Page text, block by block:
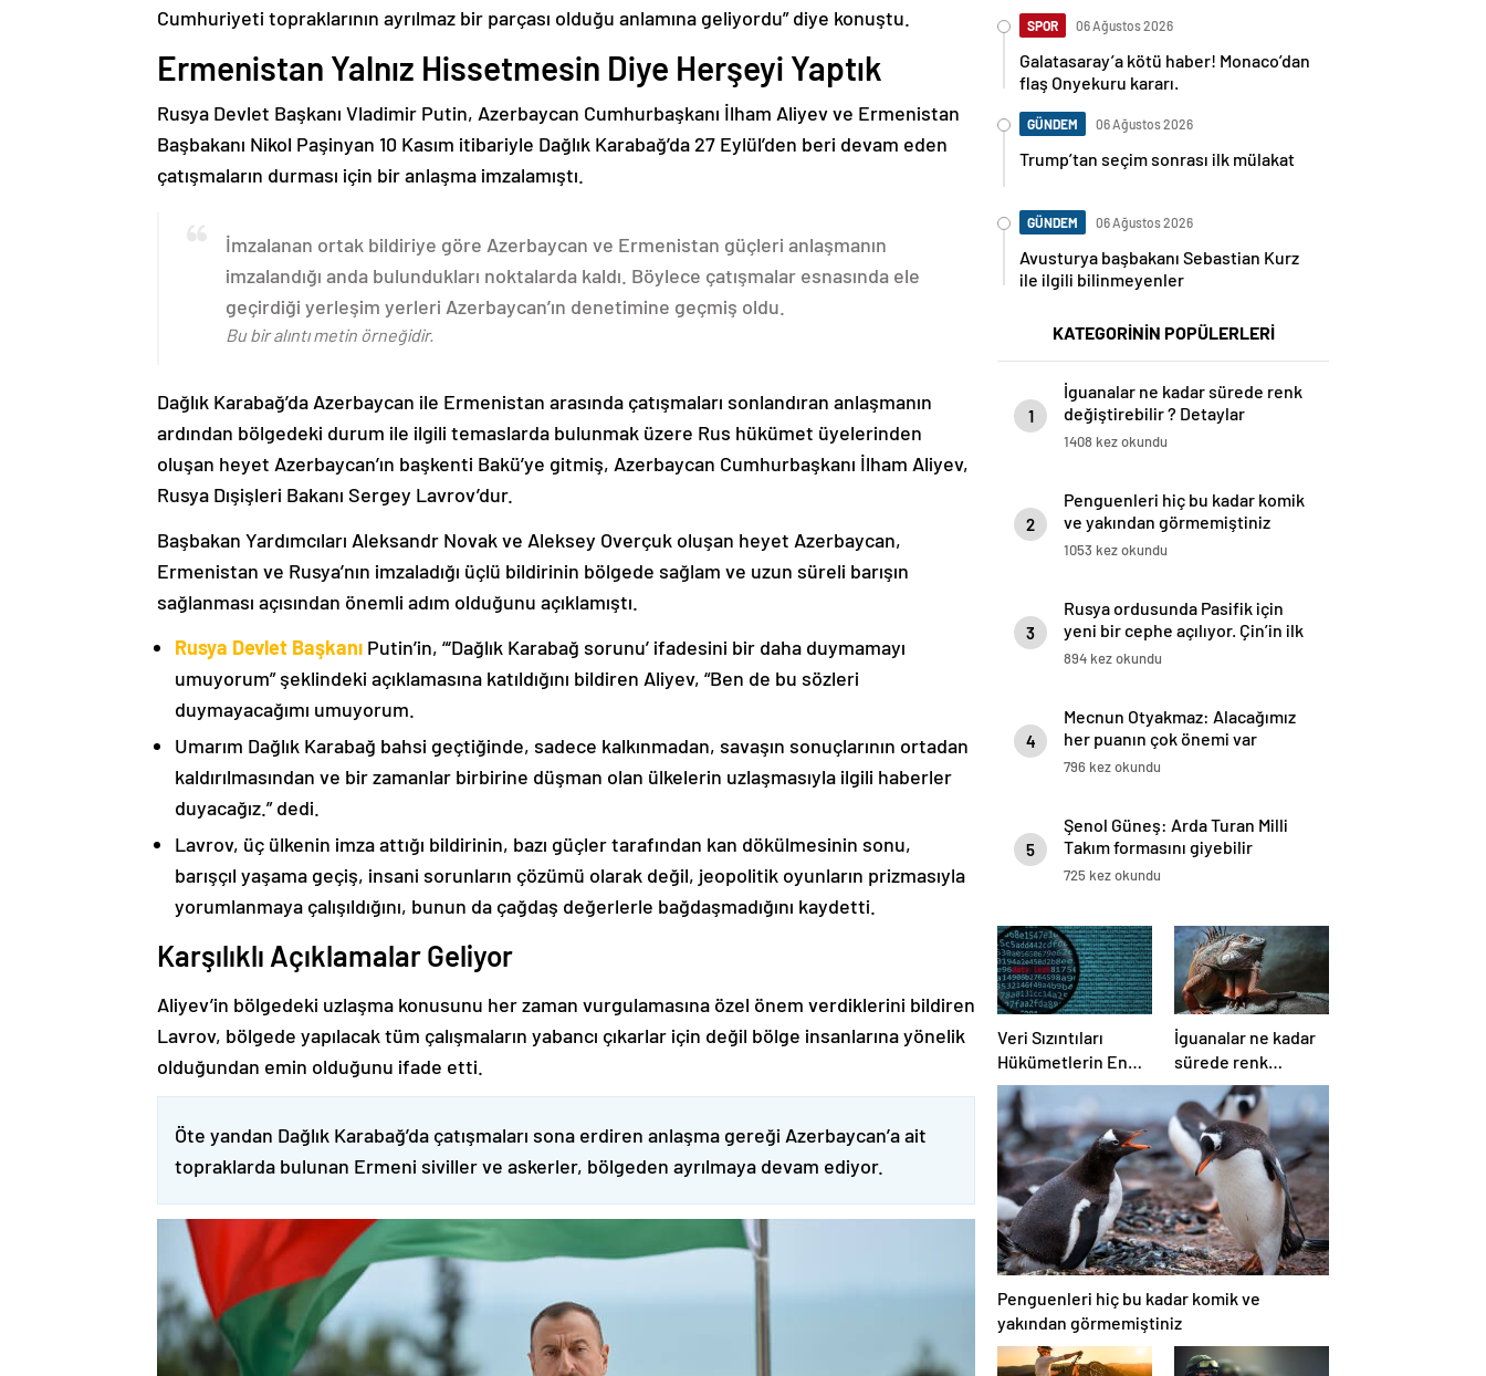
Cumhuriyeti topraklarının ayrılmaz bir parçası olduğu anlamına geliyordu” diye konuştu.
Ermenistan Yalnız Hissetmesin Diye Herşeyi Yaptık
Rusya Devlet Başkanı Vladimir Putin, Azerbaycan Cumhurbaşkanı İlham Aliyev ve Ermenistan
Başbakanı Nikol Paşinyan 10 Kasım itibariyle Dağlık Karabağ’da 27 Eylül’den beri devam eden
çatışmaların durması için bir anlaşma imzalamıştı.
İmzalanan ortak bildiriye göre Azerbaycan ve Ermenistan güçleri anlaşmanın
imzalandığı anda bulundukları noktalarda kaldı. Böylece çatışmalar esnasında ele
geçirdiği yerleşim yerleri Azerbaycan’ın denetimine geçmiş oldu.
Bu bir alıntı metin örneğidir.
Dağlık Karabağ’da Azerbaycan ile Ermenistan arasında çatışmaları sonlandıran anlaşmanın
ardından bölgedeki durum ile ilgili temaslarda bulunmak üzere Rus hükümet üyelerinden
oluşan heyet Azerbaycan’ın başkenti Bakü’ye gitmiş, Azerbaycan Cumhurbaşkanı İlham Aliyev,
Rusya Dışişleri Bakanı Sergey Lavrov’dur.
Başbakan Yardımcıları Aleksandr Novak ve Aleksey Overçuk oluşan heyet Azerbaycan,
Ermenistan ve Rusya’nın imzaladığı üçlü bildirinin bölgede sağlam ve uzun süreli barışın
sağlanması açısından önemli adım olduğunu açıklamıştı.
Rusya Devlet Başkanı Putin’in, “‘Dağlık Karabağ sorunu’ ifadesini bir daha duymamayı
umuyorum” şeklindeki açıklamasına katıldığını bildiren Aliyev, “Ben de bu sözleri
duymayacağımı umuyorum.
Umarım Dağlık Karabağ bahsi geçtiğinde, sadece kalkınmadan, savaşın sonuçlarının ortadan
kaldırılmasından ve bir zamanlar birbirine düşman olan ülkelerin uzlaşmasıyla ilgili haberler
duyacağız.” dedi.
Lavrov, üç ülkenin imza attığı bildirinin, bazı güçler tarafından kan dökülmesinin sonu,
barışçıl yaşama geçiş, insani sorunların çözümü olarak değil, jeopolitik oyunların prizmasıyla
yorumlanmaya çalışıldığını, bunun da çağdaş değerlerle bağdaşmadığını kaydetti.
Karşılıklı Açıklamalar Geliyor
Aliyev’in bölgedeki uzlaşma konusunu her zaman vurgulamasına özel önem verdiklerini bildiren
Lavrov, bölgede yapılacak tüm çalışmaların yabancı çıkarlar için değil bölge insanlarına yönelik
olduğundan emin olduğunu ifade etti.
Öte yandan Dağlık Karabağ’da çatışmaları sona erdiren anlaşma gereği Azerbaycan’a ait
topraklarda bulunan Ermeni siviller ve askerler, bölgeden ayrılmaya devam ediyor.
SPOR 06 Ağustos 2026
Galatasaray’a kötü haber! Monaco’dan
flaş Onyekuru kararı.
GÜNDEM 06 Ağustos 2026
Trump’tan seçim sonrası ilk mülakat
GÜNDEM 06 Ağustos 2026
Avusturya başbakanı Sebastian Kurz
ile ilgili bilinmeyenler
KATEGORİNİN POPÜLERLERİ
1
İguanalar ne kadar sürede renk
değiştirebilir ? Detaylar
burada…
1408 kez okundu
2
Penguenleri hiç bu kadar komik
ve yakından görmemiştiniz
1053 kez okundu
3
Rusya ordusunda Pasifik için
yeni bir cephe açılıyor. Çin’in ilk
tepkisi!
894 kez okundu
4
Mecnun Otyakmaz: Alacağımız
her puanın çok önemi var
796 kez okundu
5
Şenol Güneş: Arda Turan Milli
Takım formasını giyebilir
725 kez okundu
Veri Sızıntıları
Hükümetlerin En
Büyük Kâbusu
İguanalar ne kadar
sürede renk
değiştirebilir ?
Detaylar burada…
Penguenleri hiç bu kadar komik ve
yakından görmemiştiniz